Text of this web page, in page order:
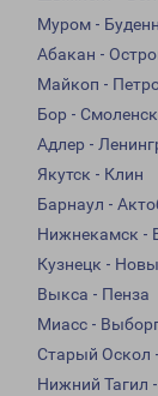
Муром -
Абакан -
Майкоп -
Бор - Смоленск
Адлер -
Якутск - Клин
Барнаул -
Нижнекамск -
Кузнецк -
Выкса - Пенза
Миасс -
Старый Оскол
Нижний Тагил